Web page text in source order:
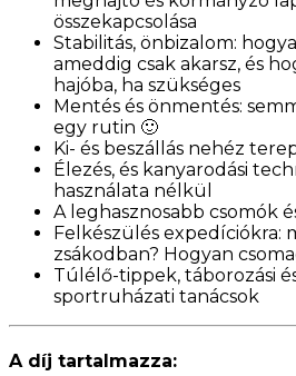
összekapcsolása
Stabilitás, önbizalom:
ameddig csak akarsz, és
hajóba, ha szükséges
Mentés és önmentés:
egy rutin 🙂
Ki- és beszállás nehéz
Élezés, és kanyarodási
használata nélkül
A leghasznosabb csomók
Felkészülés expedíciókra:
zsákodban? Hogyan
Túlélő-tippek, táborozási
sportruházati tanácsok
A díj tartalmazza: